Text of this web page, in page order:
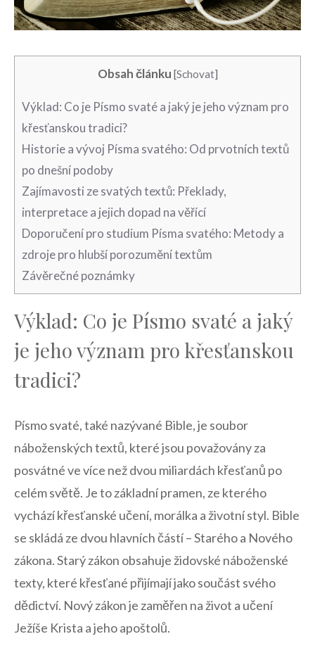
Obsah článku [Schovat]
Výklad: Co je Písmo svaté ‍a ⁢jaký je jeho význam pro
⁢křesťanskou tradici?
Historie a vývoj Písma svatého: Od prvotních textů
po dnešní podoby
Zajímavosti ze svatých textů:⁣ Překlady,
interpretace a jejich dopad na ‍věřící
Doporučení‌ pro‍ studium Písma svatého:‍ Metody ‌a
zdroje pro hlubší​ porozumění ‍textům
Závěrečné poznámky
Výklad: Co je Písmo svaté ‍a ⁢jaký
je jeho význam pro ⁢křesťanskou
tradici?
Písmo svaté, také​ nazývané ⁣Bible, je soubor
náboženských textů, ​které jsou ⁤považovány za ​
posvátné ‌ve více⁣ než dvou⁤ miliardách ​křesťanů po
celém světě. Je to⁢ základní​ pramen, ze kterého
vychází ⁢křesťanské učení, ‌morálka a životní styl. Bible
se skládá ze dvou hlavních částí‍ – Starého a Nového
zákona. Starý‍ zákon obsahuje židovské náboženské
texty, které křesťané přijímají jako součást svého
dědictví. Nový zákon je zaměřen na život a učení
Ježíše Krista a ⁤jeho apoštolů.